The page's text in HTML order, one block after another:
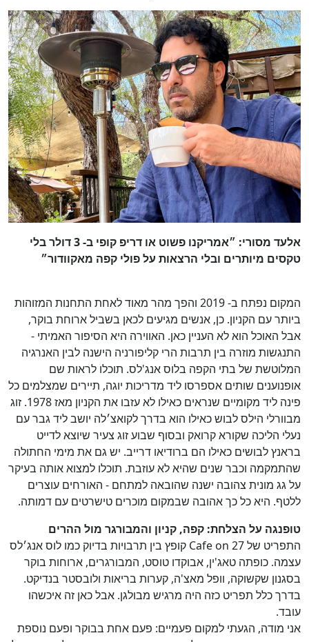
אלעד מסורי: ״אמריקנו פשוט או דריפ קופי ב- 3 דולר בלי
טקסים מיותרים ובלי הרצאות על פולי קפה מאקוודור״
המקום נפתח ב- 2019 והפך מהר מאוד לאחת התחנות המזוהות
ביותר עם הקניון. כן, אנשים מגיעים לכאן בשביל ארוחת בוקר,
אבל האוכל הוא לא העניין כאן. האווירה היא הסיפור האמיתי -
התנגשות מוזרה בין תרבות הרי קליפורניה הישנה לבין האנרגיה
המלוטשת של בתי הקפה בלוס אנג'לס. תוכלו לראות שם
אופנוענים שותים אספרסו ליד מדריכות יוגה, תיירים שמצלמים כל
פינה ליד מקומיים שנראים כאילו לא עזבו את הקניון מאז 1978. זוג
מבוורלי הילס לבוש כאילו הוא בדרך לקואצ׳לה יושב ליד גבר עם
נעלי הליכה שקורא קרואק ובסוף שבוע זוג צעיר שיוצא לדייט
בראנץ לבושים כאילו הם ברודיאו דרייב. יש גם את מימי החתולה
שהתמקמה וכבר שנים שהיא לא עוזבת. תוכלו למצוא אותה בעיקר
על גג מונית צהובה ישנה שהובאה למתחם - האורחים עוצרים
ללטף. היא כל כך אהובה שבמקום מוכרים טישרטים עם דמותה.
טופנגה על הצלחת: קפה, קניון והמבורגר מול ההרים
התפריט של Cafe on 27 קופץ בין תרבויות בדיוק כמו לוס אנג׳לס
עצמה. כופתה טאג'ין, אבוקדו טוסט, המבורגרים, ארוחות בוקר
בסגנון שקשוקה, וופל מאצ'ה, קערות בריאות ולובסטר בנדיקט.
בדרך כלל תפריט כזה היה מרגיש מבולגן. אבל כאן זה איכשהו
עובד.
אני מודה, הגעתי למקום פעמיים: פעם אחת בבוקר ופעם נוספת